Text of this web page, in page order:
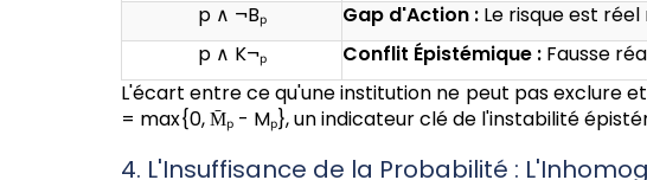
p ∧ ¬Bₚ
Gap d'Action : Le risque est
p ∧ K¬ₚ
Conflit Épistémique : Fausse
L'écart entre ce qu'une institution ne peut pas exclure
= max{0, M̄ₚ - Mₚ}, un indicateur clé de l'instabilité
4. L'Insuffisance de la Probabilité :